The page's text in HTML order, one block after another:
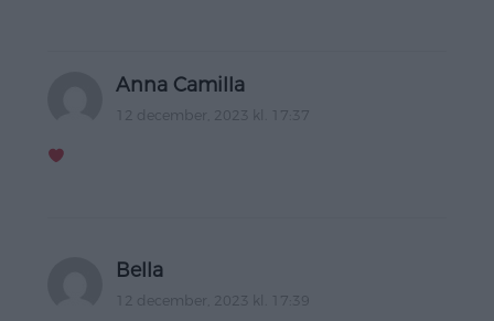
Anna Camilla
12 december, 2023 kl. 17:37
Bella
12 december, 2023 kl. 17:39